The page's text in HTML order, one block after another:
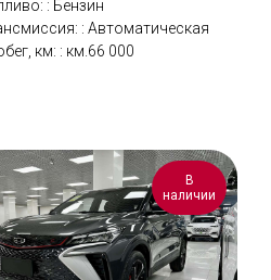
: Бензин
: Автоматическая
км: : км.66 000
В
наличии